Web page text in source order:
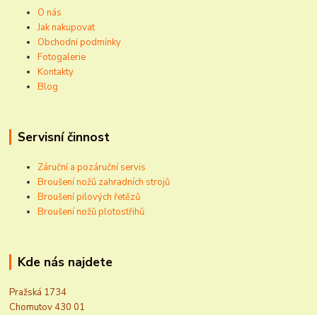
O nás
Jak nakupovat
Obchodní podmínky
Fotogalerie
Kontakty
Blog
Servisní činnost
Záruční a pozáruční servis
Broušení nožů zahradních strojů
Broušení pilových řetězů
Broušení nožů plotostřihů
Kde nás najdete
Pražská 1734
Chomutov 430 01